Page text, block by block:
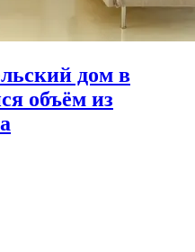
дом в
объём из